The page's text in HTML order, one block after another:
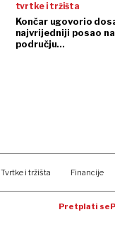
tvrtke i tržišta
Končar ugovorio
najvrijedniji posao na
području
Tvrtke i tržišta Financije
Pretplati se